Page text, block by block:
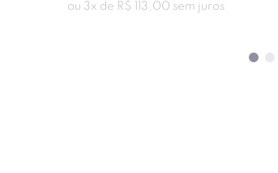
ou 3x de R$ 113 , 00 sem juros